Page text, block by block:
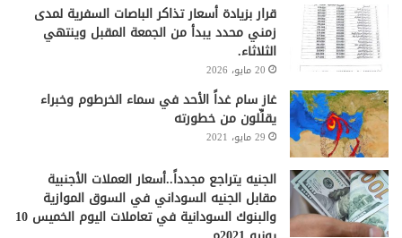
قرار بزيادة أسعار تذاكر الباصات السفرية لمدى
زمني محدد يبدأ من الجمعة المقبل وينتهي
الثلاثاء.
20 مايو، 2026
غاز سام غداً الأحد في سماء الخرطوم وخبراء
يقلِّلون من خطورته
29 مايو، 2021
الجنيه يتراجع مجدداً..أسعار العملات الأجنبية
مقابل الجنيه السوداني في السوق الموازية
والبنوك السودانية في تعاملات اليوم الخميس 10